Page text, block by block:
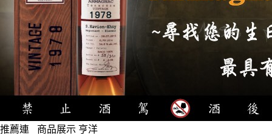
推薦連
商品展示 亨洋